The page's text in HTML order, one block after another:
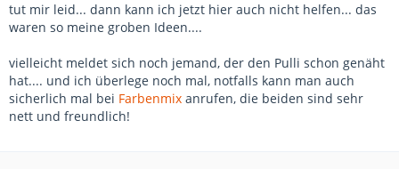
tut mir leid... dann kann ich jetzt hier auch nicht helfen... das
waren so meine groben Ideen....
vielleicht meldet sich noch jemand, der den Pulli schon genäht
hat.... und ich überlege noch mal, notfalls kann man auch
sicherlich mal bei Farbenmix anrufen, die beiden sind sehr
nett und freundlich!